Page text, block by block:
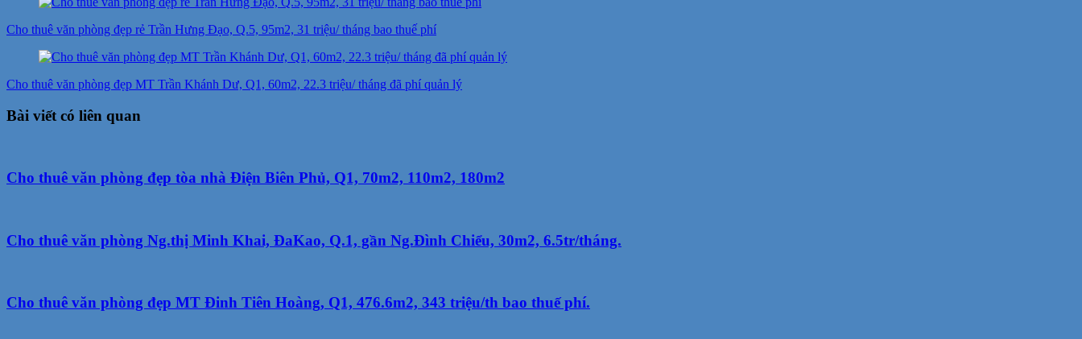
Điều
hướng
Cho thuê văn phòng đẹp rẻ Trần Hưng Đạo, Q.5, 95m2, 31 triệu/ tháng bao thuế phí
Cho thuê văn phòng đẹp MT Trần Khánh Dư, Q1, 60m2, 22.3 triệu/ tháng đã phí quản lý
Bài viết có liên quan
Cho thuê văn phòng đẹp tòa nhà Điện Biên Phủ, Q1, 70m2, 110m2, 180m2
Cho thuê văn phòng Ng.thị Minh Khai, ĐaKao, Q.1, gần Ng.Đình Chiểu, 30m2, 6.5tr/tháng.
Cho thuê văn phòng đẹp MT Đinh Tiên Hoàng, Q1, 476.6m2, 343 triệu/th bao thuế phí.